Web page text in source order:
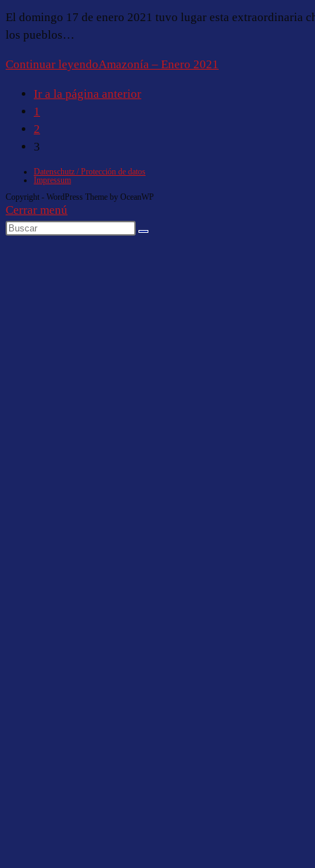
El domingo 17 de enero 2021 tuvo lugar esta extraordinaria
los pueblos…
Continuar leyendoAmazonía – Enero 2021
Ir a la página anterior
1
2
3
Datenschutz / Protección de datos
Impressum
Copyright - WordPress Theme by OceanWP
Cerrar menú